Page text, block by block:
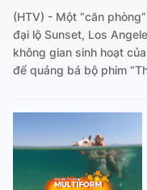
(HTV) - Một “căn
đại lộ Sunset, Los
không gian sinh hoạt
để quảng bá bộ phim